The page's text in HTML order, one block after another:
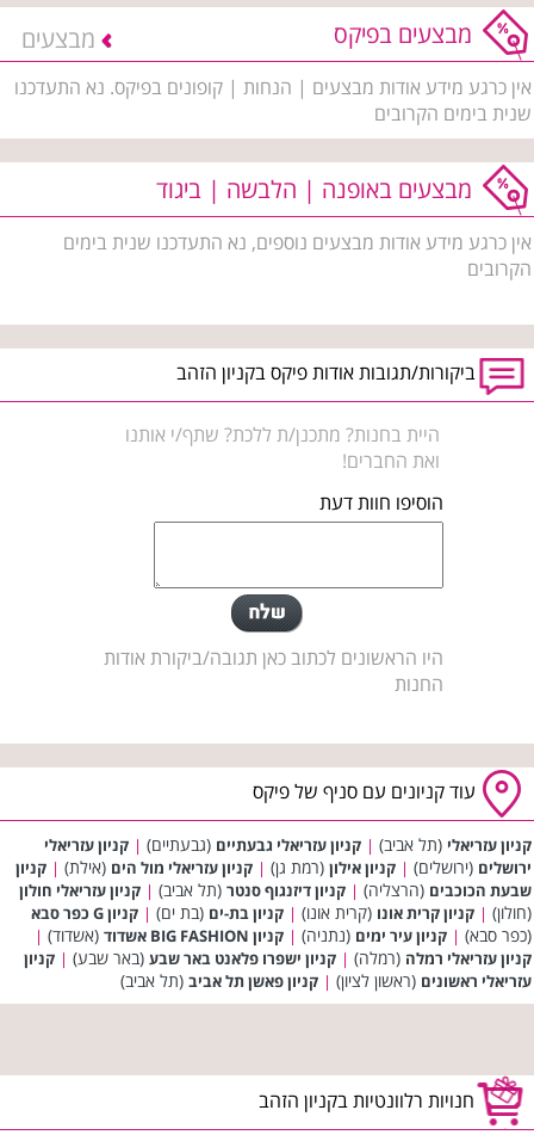
מבצעים בפיקס מבצעים
אין כרגע מידע אודות מבצעים | הנחות | קופונים בפיקס. נא התעדכנו
שנית בימים הקרובים
מבצעים באופנה | הלבשה | ביגוד
אין כרגע מידע אודות מבצעים נוספים, נא התעדכנו שנית בימים
הקרובים
ביקורות/תגובות אודות פיקס בקניון הזהב
היית בחנות? מתכנן/ת ללכת? שתף/י אותנו
ואת החברים!
הוסיפו חוות דעת
היו הראשונים לכתוב כאן תגובה/ביקורת אודות
החנות
עוד קניונים עם סניף של פיקס
קניון עזריאלי (תל אביב) | קניון עזריאלי גבעתיים (גבעתיים) | קניון עזריאלי
ירושלים (ירושלים) | קניון אילון (רמת גן) | קניון עזריאלי מול הים (אילת) | קניון
שבעת הכוכבים (הרצליה) | קניון דיזנגוף סנטר (תל אביב) | קניון עזריאלי חולון
(חולון) | קניון קרית אונו (קרית אונו) | קניון בת-ים (בת ים) | קניון G כפר סבא
(כפר סבא) | קניון עיר ימים (נתניה) | קניון BIG FASHION אשדוד (אשדוד) |
קניון עזריאלי רמלה (רמלה) | קניון ישפרו פלאנט באר שבע (באר שבע) | קניון
עזריאלי ראשונים (ראשון לציון) | קניון פאשן תל אביב (תל אביב)
חנויות רלוונטיות בקניון הזהב